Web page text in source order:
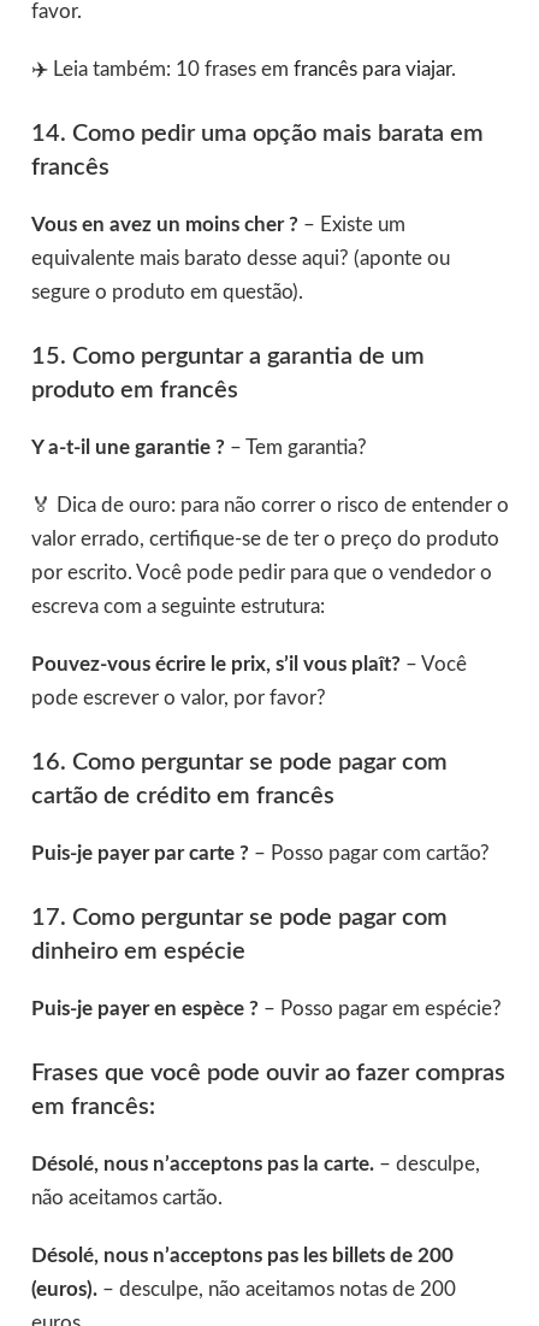
favor.
✈️ Leia também: 10 frases em francês para viajar.
14. Como pedir uma opção mais barata em
francês
Vous en avez un moins cher ? – Existe um
equivalente mais barato desse aqui? (aponte ou
segure o produto em questão).
15. Como perguntar a garantia de um
produto em francês
Y a-t-il une garantie ? – Tem garantia?
🏅 Dica de ouro: para não correr o risco de entender o
valor errado, certifique-se de ter o preço do produto
por escrito. Você pode pedir para que o vendedor o
escreva com a seguinte estrutura:
Pouvez-vous écrire le prix, s’il vous plaît? – Você
pode escrever o valor, por favor?
16. Como perguntar se pode pagar com
cartão de crédito em francês
Puis-je payer par carte ? – Posso pagar com cartão?
17. Como perguntar se pode pagar com
dinheiro em espécie
Puis-je payer en espèce ? – Posso pagar em espécie?
Frases que você pode ouvir ao fazer compras
em francês:
Désolé, nous n’acceptons pas la carte.– desculpe,
não aceitamos cartão.
Désolé, nous n’acceptons pas les billets de 200
(euros).– desculpe, não aceitamos notas de 200